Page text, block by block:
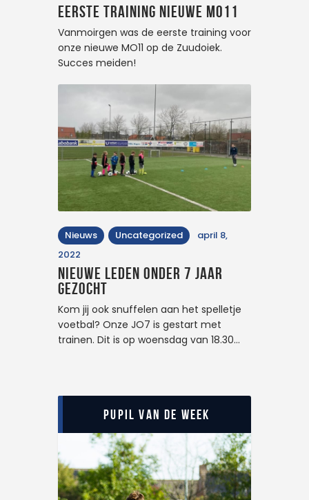
Eerste training nieuwe MO11
Vanmoirgen was de eerste training voor
onze nieuwe MO11 op de Zuudoiek.
Succes meiden!
Nieuws Uncategorized
april 8,
2022
Nieuwe leden onder 7 jaar
gezocht
Kom jij ook snuffelen aan het spelletje
voetbal? Onze JO7 is gestart met
trainen. Dit is op woensdag van 18.30…
Pupil van de Week